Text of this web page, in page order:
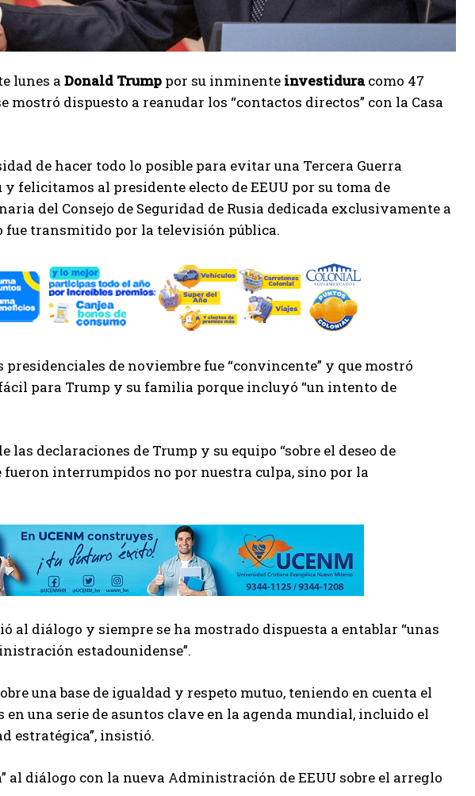
lunes a Donald Trump por su inminente investiduracomo 47
mostró dispuesto a reanudar los “contactos directos” con la Casa
de hacer todo lo posible para evitar una Tercera Guerra
felicitamos al presidente electo de EEUU por su toma de
del Consejo de Seguridad de Rusia dedicada exclusivamente a
fue transmitido por la televisión pública.
de noviembre fue “convincente” y que mostró
para Trump y su familia porque incluyó “un intento de
las declaraciones de Trump y su equipo “sobre el deseo de
interrumpidos no por nuestra culpa, sino por la
al diálogo y siempre se ha mostrado dispuesta a entablar “unas
estadounidense”.
una base de igualdad y respeto mutuo, teniendo en cuenta el
una serie de asuntos clave en la agenda mundial, incluido el
estratégica”, insistió.
al diálogo con la nueva Administración de EEUU sobre el arreglo